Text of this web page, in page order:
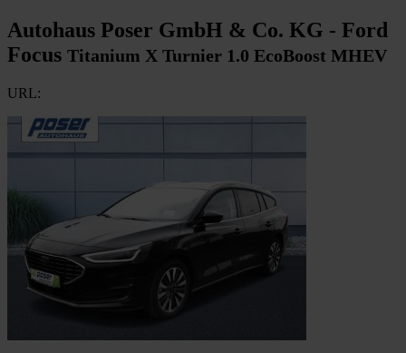
Autohaus Poser GmbH & Co. KG - Ford
Focus Titanium X Turnier 1.0 EcoBoost MHEV
URL: